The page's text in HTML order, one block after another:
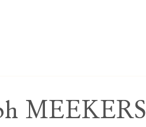
MEEKERS